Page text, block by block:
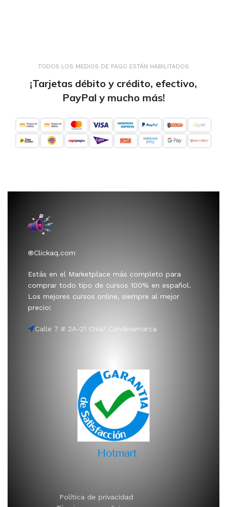
TODOS LOS MEDIOS DE PAGO ESTÁN HABILITADOS
¡Tarjetas débito y crédito, efectivo,
PayPal y mucho más!
®Clickaq.com
Estás en el Marketplace más completo para
comprar todo tipo de cursos 100% en español.
Los mejores cursos online, siempre al mejor
precio!
Calle 7 # 2A-21 Chía/ Cundinamarca
Política de privacidad